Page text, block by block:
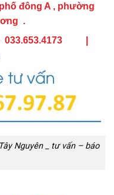
đông A , phường
.
– 033.653.4173 |
Nguyên _ tư vấn – báo